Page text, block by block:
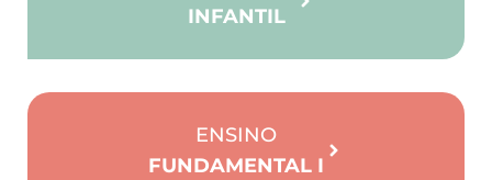
INFANTIL
ENSINO
FUNDAMENTAL I